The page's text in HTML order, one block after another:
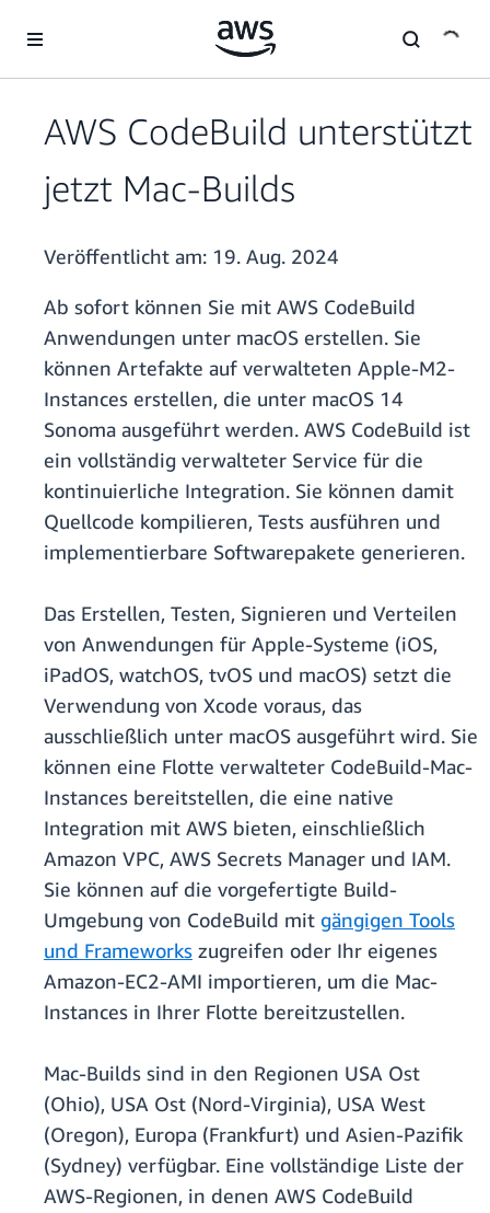
Überspringen zum Hauptinhalt
AWS CodeBuild unterstützt
jetzt Mac-Builds
Veröffentlicht am: 19. Aug. 2024
Ab sofort können Sie mit AWS CodeBuild
Anwendungen unter macOS erstellen. Sie
können Artefakte auf verwalteten Apple-M2-
Instances erstellen, die unter macOS 14
Sonoma ausgeführt werden. AWS CodeBuild ist
ein vollständig verwalteter Service für die
kontinuierliche Integration. Sie können damit
Quellcode kompilieren, Tests ausführen und
implementierbare Softwarepakete generieren.
Das Erstellen, Testen, Signieren und Verteilen
von Anwendungen für Apple-Systeme (iOS,
iPadOS, watchOS, tvOS und macOS) setzt die
Verwendung von Xcode voraus, das
ausschließlich unter macOS ausgeführt wird. Sie
können eine Flotte verwalteter CodeBuild-Mac-
Instances bereitstellen, die eine native
Integration mit AWS bieten, einschließlich
Amazon VPC, AWS Secrets Manager und IAM.
Sie können auf die vorgefertigte Build-
Umgebung von CodeBuild mit gängigen Tools
und Frameworks zugreifen oder Ihr eigenes
Amazon-EC2-AMI importieren, um die Mac-
Instances in Ihrer Flotte bereitzustellen.
Mac-Builds sind in den Regionen USA Ost
(Ohio), USA Ost (Nord-Virginia), USA West
(Oregon), Europa (Frankfurt) und Asien-Pazifik
(Sydney) verfügbar. Eine vollständige Liste der
AWS-Regionen, in denen AWS CodeBuild